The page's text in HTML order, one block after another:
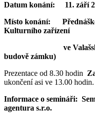
Datum konání: 11. září
Místo konání:
Kulturního zařízení
ve Valašském
budově zámku)
Prezentace od 8.30 hodin
ukončení asi ve 13.00 hodin.
Informace o semináři:
agentura s.r.o.